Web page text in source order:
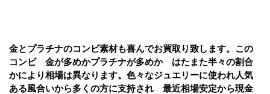
金とプラチナのコンビ素材も喜んでお買取り致します。この
コンビ 金が多めかプラチナが多めか はたまた半々の割合
かにより相場は異なります。色々なジュエリーに使われ人気
ある風合いから多くの方に支持され 最近相場安定から現金